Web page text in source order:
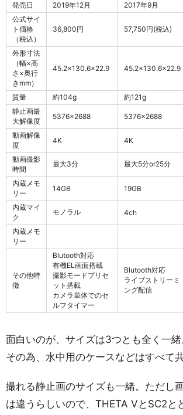
発売日
2019年12月 2017年9月
公式サイ
ト価格
（税込）
36,800円 57,750円(税込)
外形寸法
（幅×高
さ×奥行
きmm）
45.2×130.6×22.9 45.2×130.6×22.9
質量 約104g 約121g
静止画最
大解像度
5376×2688 5376×2688
動画解像
度
4K 4K
動画撮影
時間
最大3分 最大5分or25分
内蔵メモ
リー
14GB 19GB
内蔵マイ
ク
モノラル 4ch
内蔵メモ
リー
その他特
徴
Blutooth対応
有機EL画面搭載
撮影モードプリセ
ット搭載
カメラ単体でのセ
ルフタイマー
Blutooth対応
ライブストリーミ
ング配信
面白いのが、サイズは3つとも全く一緒
その為、水中用のケースなどはすべて
撮れる静止画のサイズも一緒。ただし
は違うらしいので、THETA VとSC2と